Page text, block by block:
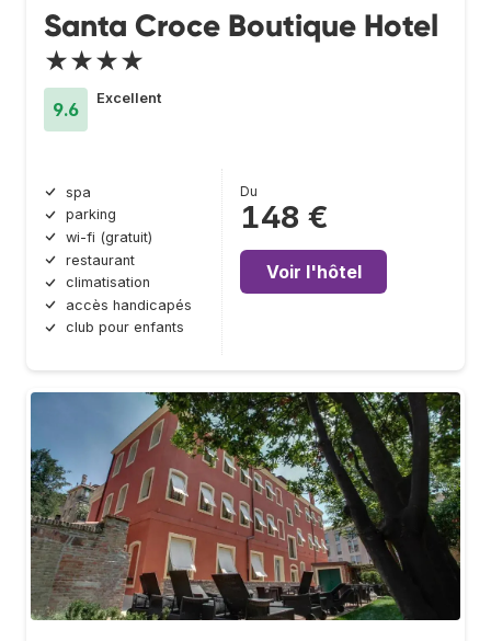
Santa Croce Boutique Hotel
★★★★
9.6
Excellent
spa
parking
wi-fi (gratuit)
restaurant
climatisation
accès handicapés
club pour enfants
Du
148 €
Voir l'hôtel